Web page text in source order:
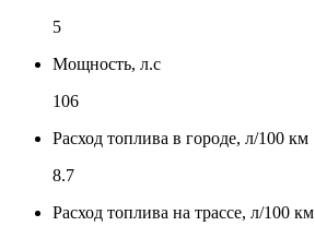
5
Мощность, л.с
106
Расход топлива в городе, л/100 км
8.7
Расход топлива на трассе, л/100 км